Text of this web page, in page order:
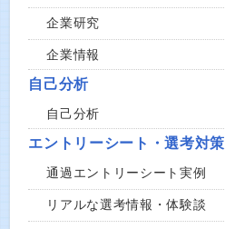
企業研究
企業情報
自己分析
自己分析
エントリーシート・選考対策
通過エントリーシート実例
リアルな選考情報・体験談